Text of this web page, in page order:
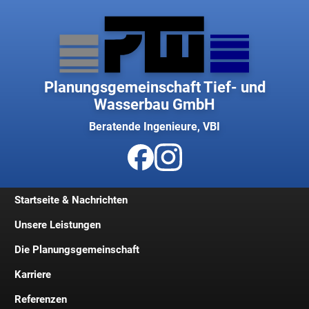
Planungsgemeinschaft Tief- und
Wasserbau GmbH
Beratende Ingenieure, VBI
Startseite & Nachrichten
Unsere Leistungen
Die Planungsgemeinschaft
Geschichte
Geschäftsleitung
Karriere
Jobs und Stellenangebote
Referenzen